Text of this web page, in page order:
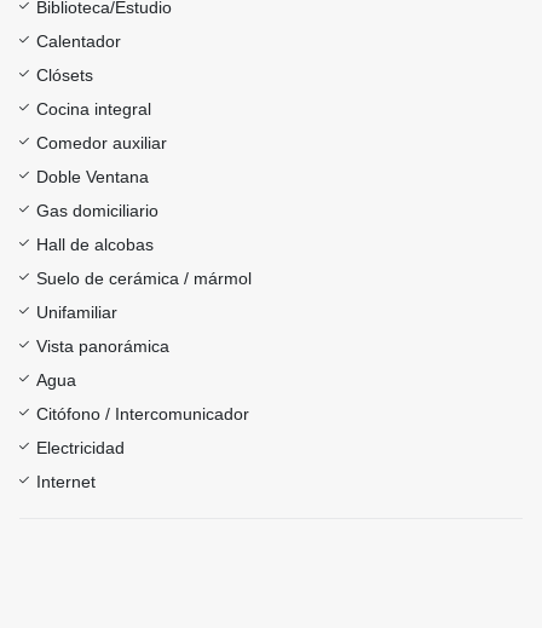
Biblioteca/Estudio
Calentador
Clósets
Cocina integral
Comedor auxiliar
Doble Ventana
Gas domiciliario
Hall de alcobas
Suelo de cerámica / mármol
Unifamiliar
Vista panorámica
Agua
Citófono / Intercomunicador
Electricidad
Internet